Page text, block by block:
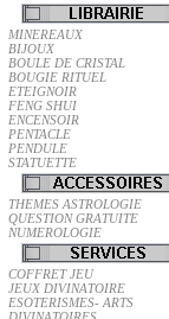
MINEREAUX
BIJOUX
BOULE DE CRISTAL
BOUGIE RITUEL
ETEIGNOIR
FENG SHUI
ENCENSOIR
PENTACLE
PENDULE
STATUETTE
THEMES ASTROLOGIE
QUESTION GRATUITE
NUMEROLOGIE
COFFRET JEU
JEUX DIVINATOIRE
ESOTERISMES- ARTS